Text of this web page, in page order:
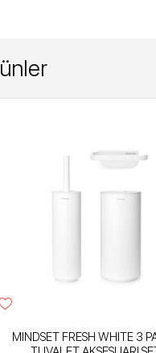
MINDSET FRESH WHITE 3